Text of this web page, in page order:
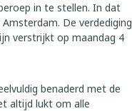
in te stellen. In dat
De verdediging
verstrijkt op maandag 4
benaderd met de
altijd lukt om alle